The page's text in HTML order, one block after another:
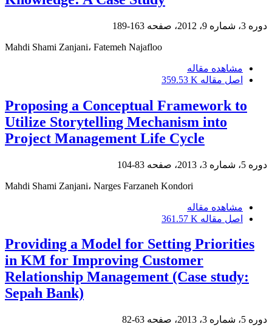
دوره 3، شماره 9، 2012، صفحه 163-189
Mahdi Shami Zanjani، Fatemeh Najafloo
مشاهده مقاله
اصل مقاله 359.53 K
Proposing a Conceptual Framework to
Utilize Storytelling Mechanism into
Project Management Life Cycle
دوره 5، شماره 3، 2013، صفحه 83-104
Mahdi Shami Zanjani، Narges Farzaneh Kondori
مشاهده مقاله
اصل مقاله 361.57 K
Providing a Model for Setting Priorities
in KM for Improving Customer
Relationship Management (Case study:
Sepah Bank)
دوره 5، شماره 3، 2013، صفحه 63-82